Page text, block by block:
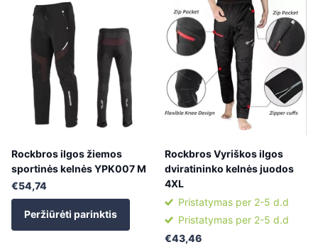
Rockbros ilgos žiemos
sportinės kelnės YPK007 M
€54,74
Peržiūrėti parinktis
Rockbros Vyriškos ilgos
dviratininko kelnės juodos
4XL
Pristatymas per 2-5 d.d
Pristatymas per 2-5 d.d
€43,46